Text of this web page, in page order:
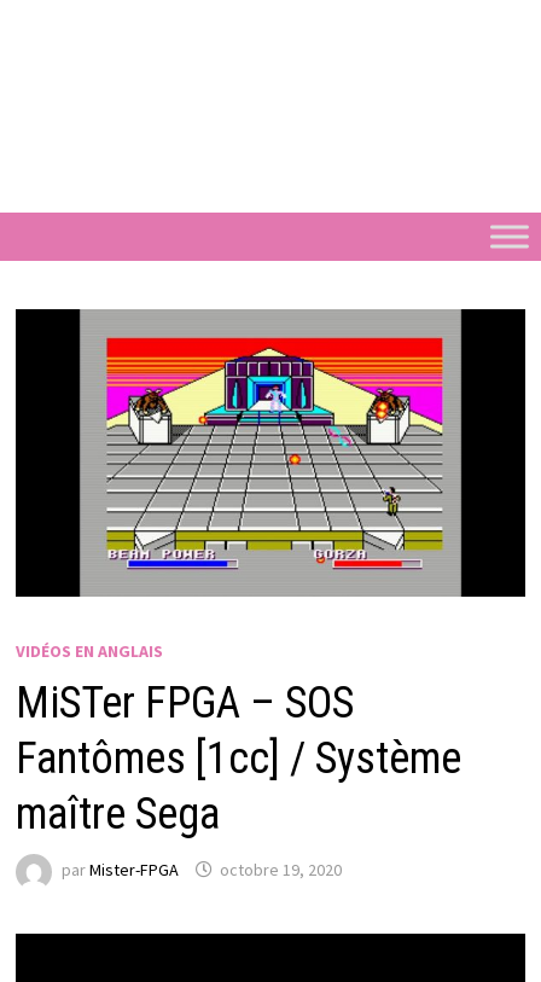
VIDÉOS EN ANGLAIS
MiSTer FPGA – SOS
Fantômes [1cc] / Système
maître Sega
parMister-FPGA octobre 19, 2020